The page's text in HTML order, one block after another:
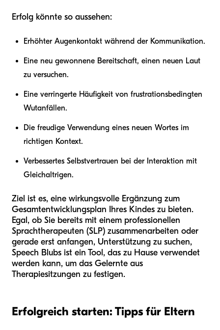
Erfolg könnte so aussehen:
Erhöhter Augenkontakt während der Kommunikation.
Eine neu gewonnene Bereitschaft, einen neuen Laut
zu versuchen.
Eine verringerte Häufigkeit von frustrationsbedingten
Wutanfällen.
Die freudige Verwendung eines neuen Wortes im
richtigen Kontext.
Verbessertes Selbstvertrauen bei der Interaktion mit
Gleichaltrigen.
Ziel ist es, eine wirkungsvolle Ergänzung zum
Gesamtentwicklungsplan Ihres Kindes zu bieten.
Egal, ob Sie bereits mit einem professionellen
Sprachtherapeuten (SLP) zusammenarbeiten oder
gerade erst anfangen, Unterstützung zu suchen,
Speech Blubs ist ein Tool, das zu Hause verwendet
werden kann, um das Gelernte aus
Therapiesitzungen zu festigen.
Erfolgreich starten: Tipps für Eltern